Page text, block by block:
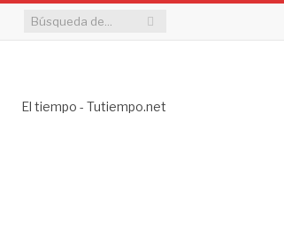
El tiempo - Tutiempo.net